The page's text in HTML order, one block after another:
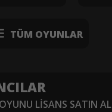
TÜM OYUNLAR
LISANS SATIN AL